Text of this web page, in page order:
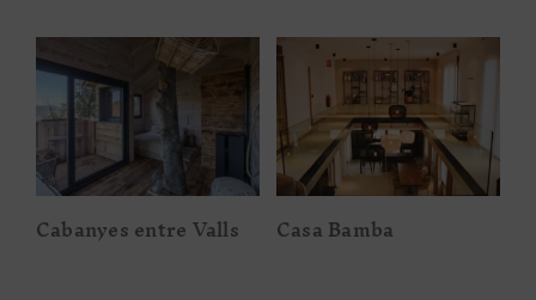
Cabanyes entre
Valls
Cabanyes entre Valls
Casa Bamba
Casa Bamba